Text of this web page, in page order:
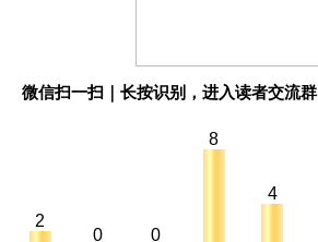
微信扫一扫｜长按识别，进入读者交流群
2
0 0
8
4